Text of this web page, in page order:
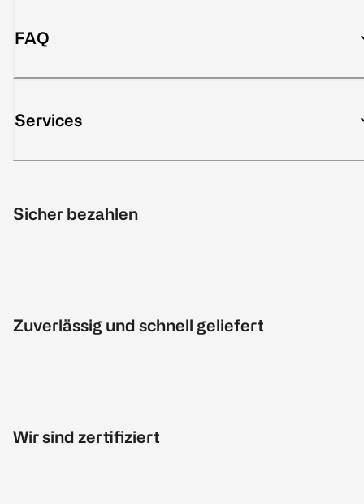
FAQ
Services
Sicher bezahlen
Zuverlässig und schnell geliefert
Wir sind zertifiziert